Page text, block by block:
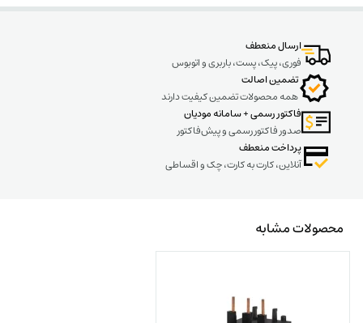
ارسال منعطف
فوری، پیک، پست، باربری و اتوبوس
تضمین اصالت
همه محصولات تضمین کیفیت دارند
فاکتور رسمی + سامانه مودیان
صدور فاکتور رسمی و پیش‌فاکتور
پرداخت منعطف
آنلاین، کارت به کارت، چک و اقساطی
محصولات مشابه